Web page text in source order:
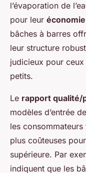
l’évaporation de
pour leur
bâches à barres
leur structure
judicieux pour
petits.
Le rapport qualité/
modèles d’entrée
les
plus coûteuses
supérieure. Par
indiquent que les